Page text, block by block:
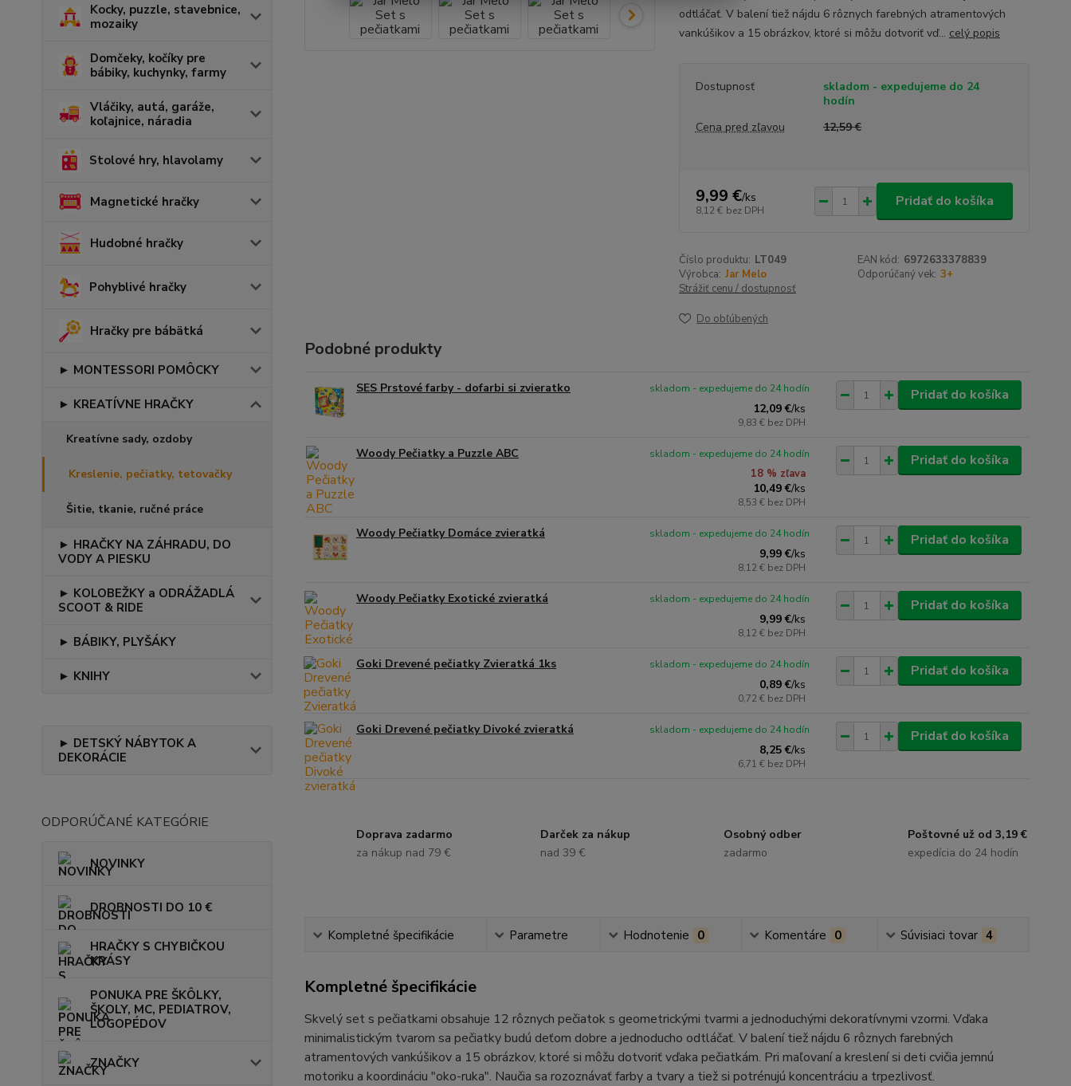
Kocky, puzzle, stavebnice,
mozaiky
Domčeky, kočíky pre
bábiky, kuchynky, farmy
Vláčiky, autá, garáže,
koľajnice, náradia
Stolové hry, hlavolamy
Magnetické hračky
Hudobné hračky
Pohyblivé hračky
Hračky pre bábätká
► MONTESSORI POMÔCKY
► KREATÍVNE HRAČKY
Kreatívne sady, ozdoby
Kreslenie, pečiatky, tetovačky
Šitie, tkanie, ručné práce
► HRAČKY NA ZÁHRADU, DO
VODY A PIESKU
► KOLOBEŽKY a ODRÁŽADLÁ
SCOOT & RIDE
► BÁBIKY, PLYŠÁKY
► KNIHY
► DETSKÝ NÁBYTOK A
DEKORÁCIE
ODPORÚČANÉ KATEGÓRIE
NOVINKY
DROBNOSTI DO 10 €
HRAČKY S CHYBIČKOU
KRÁSY
PONUKA PRE ŠKÔLKY,
ŠKOLY, MC, PEDIATROV,
LOGOPÉDOV
ZNAČKY
odtláčať. V balení tiež nájdu 6 rôznych farebných atramentových
vankúšikov a 15 obrázkov, ktoré si môžu dotvoriť vď... celý popis
Dostupnosť
skladom - expedujeme do 24
hodín
Cena pred zľavou
12,59 €
9,99 €/ks
8,12 € bez DPH
Pridať do košíka
Číslo produktu: LT049 EAN kód: 6972633378839
Výrobca: Jar Melo Odporúčaný vek: 3+
Strážiť cenu / dostupnosť
Do obľúbených
Podobné produkty
SES Prstové farby - dofarbi si zvieratko
12,09 €/ks
9,83 € bez DPH
skladom - expedujeme do 24 hodín Pridať do košíka
Woody Pečiatky a Puzzle ABC
18 % zľava
10,49 €/ks
8,53 € bez DPH
skladom - expedujeme do 24 hodín Pridať do košíka
Woody Pečiatky Domáce zvieratká
9,99 €/ks
8,12 € bez DPH
skladom - expedujeme do 24 hodín Pridať do košíka
Woody Pečiatky Exotické zvieratká
9,99 €/ks
8,12 € bez DPH
skladom - expedujeme do 24 hodín Pridať do košíka
Goki Drevené pečiatky Zvieratká 1ks
0,89 €/ks
0,72 € bez DPH
skladom - expedujeme do 24 hodín Pridať do košíka
Goki Drevené pečiatky Divoké zvieratká
8,25 €/ks
6,71 € bez DPH
skladom - expedujeme do 24 hodín Pridať do košíka
Doprava zadarmo
za nákup nad 79 €
Darček za nákup
nad 39 €
Osobný odber
zadarmo
Poštovné už od 3,19 €
expedícia do 24 hodín
Kompletné špecifikácie Parametre Hodnotenie 0 Komentáre 0 Súvisiaci tovar 4
Kompletné špecifikácie
Skvelý set s pečiatkami obsahuje 12 rôznych pečiatok s geometrickými tvarmi a jednoduchými dekoratívnymi vzormi. Vďaka
minimalistickým tvarom sa pečiatky budú deťom dobre a jednoducho odtláčať. V balení tiež nájdu 6 rôznych farebných
atramentových vankúšikov a 15 obrázkov, ktoré si môžu dotvoriť vďaka pečiatkám. Pri maľovaní a kreslení si deti cvičia jemnú
motoriku a koordináciu "oko-ruka". Naučia sa rozoznávať farby a tvary a tiež si potrénujú koncentráciu a trpezlivosť.